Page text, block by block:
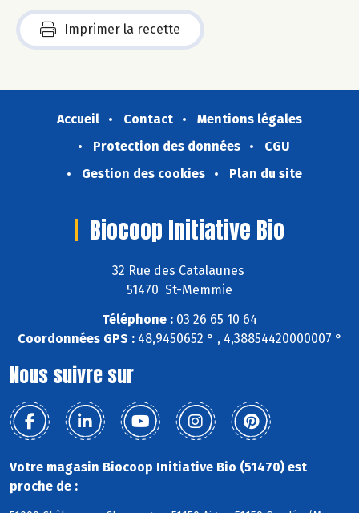
Imprimer la recette
Accueil Contact
Mentions légales
Protection des données
CGU
Gestion des cookies
Plan du site
Biocoop Initiative Bio
32 Rue des Catalaunes
51470 St-Memmie
Téléphone : 03 26 65 10 64
Coordonnées GPS :48,9450652 ° , 4,38854420000007 °
Nous suivre sur
Votre magasin Biocoop Initiative Bio (51470) est
proche de :